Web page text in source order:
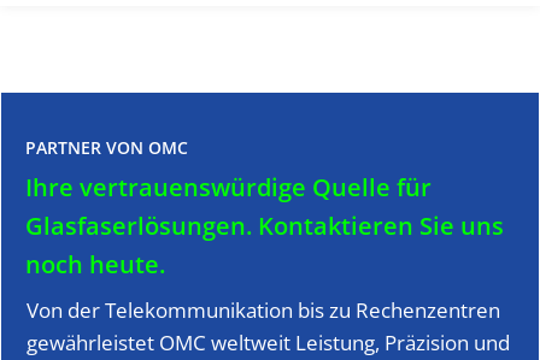
PARTNER VON OMC
Ihre vertrauenswürdige Quelle für
Glasfaserlösungen. Kontaktieren Sie uns
noch heute.
Von der Telekommunikation bis zu Rechenzentren
gewährleistet OMC weltweit Leistung, Präzision und